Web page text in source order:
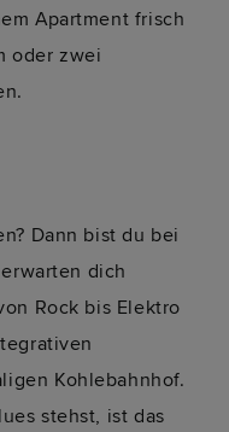
Apartment frisch
oder zwei
Dann bist du bei
dich
Rock bis Elektro
Kohlebahnhof.
stehst, ist das